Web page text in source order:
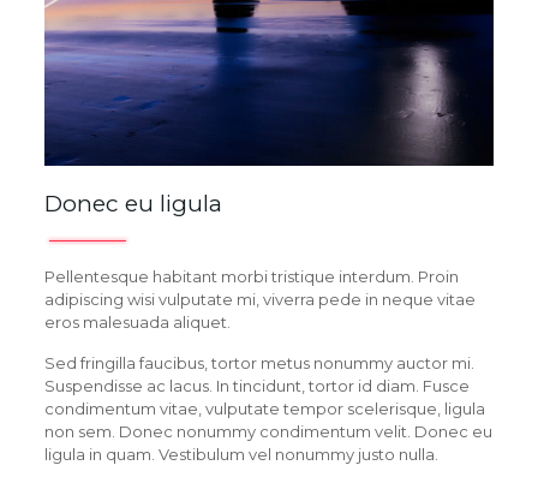
Donec eu ligula
Pellentesque habitant morbi tristique interdum. Proin
adipiscing wisi vulputate mi, viverra pede in neque vitae
eros malesuada aliquet.
Sed fringilla faucibus, tortor metus nonummy auctor mi.
Suspendisse ac lacus. In tincidunt, tortor id diam. Fusce
condimentum vitae, vulputate tempor scelerisque, ligula
non sem. Donec nonummy condimentum velit. Donec eu
ligula in quam. Vestibulum vel nonummy justo nulla.